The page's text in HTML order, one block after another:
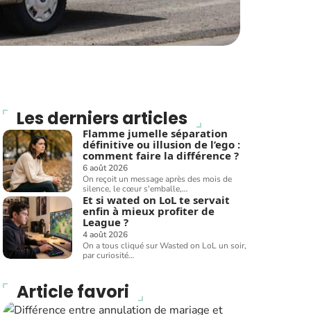
Les derniers articles
Flamme jumelle séparation
définitive ou illusion de l’ego :
comment faire la différence ?
6 août 2026
On reçoit un message après des mois de
silence, le cœur s'emballe,…
Et si wated on LoL te servait
enfin à mieux profiter de
League ?
4 août 2026
On a tous cliqué sur Wasted on LoL un soir,
par curiosité…
Article favori